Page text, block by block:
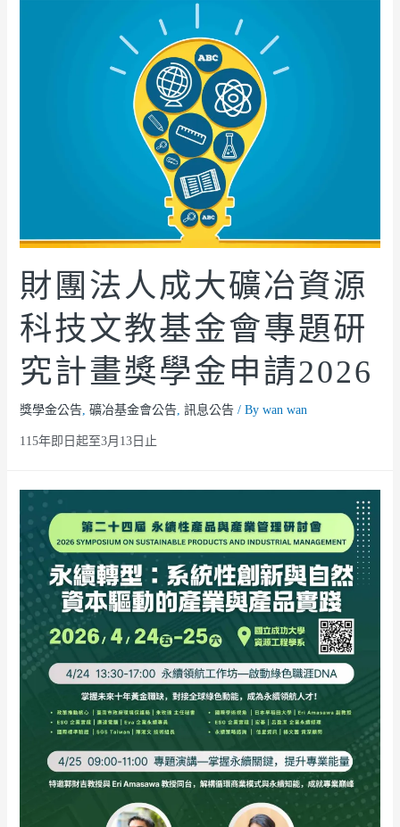
財團法人成大礦冶資源
科技文教基金會專題研
究計畫獎學金申請2026
獎學金公告, 礦冶基金會公告, 訊息公告/ By wan wan
115年即日起至3月13日止